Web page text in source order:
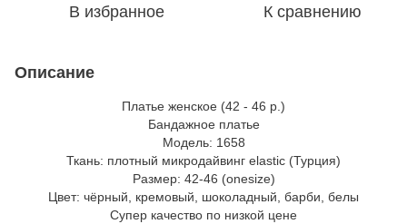
В избранное К сравнению
Описание
Платье женское (42 - 46 р.)
Бандажное платье
Модель: 1658
Ткань: плотный микродайвинг elastic (Турция)
Размер: 42-46 (onesize)
Цвет: чёрный, кремовый, шоколадный, барби, белы
Супер качество по низкой цене